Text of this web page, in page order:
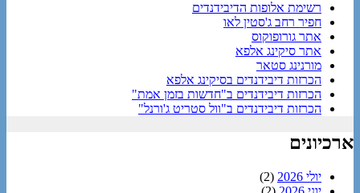
רשימת אלופות הדיבידנדים
חפיר רחב ג'סטין לאו
אתר גורופוקוס
אתר סיקינג אלפא
מורנינג סטאר
הכרזות דיבידנדים בסיקינג אלפא
הכרזות דיבידנדים ב"חדשות בזמן אמת"
הכרזות דיבידנדים ב"וול סטריט ג'ורנל"
ארכיונים
יולי 2026
(2)